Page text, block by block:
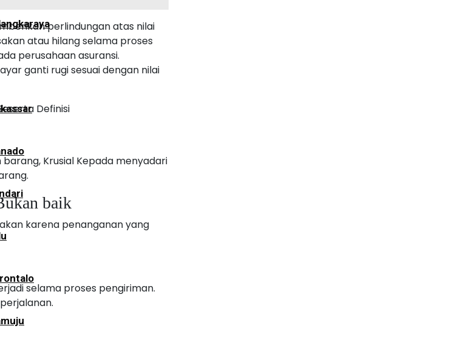
perlindungan atas nilai
atau hilang selama proses
perusahaan asuransi.
ganti rugi sesuai dengan nilai
Definisi
Krusial Kepada menyadari
baik
karena penanganan yang
selama proses pengiriman.